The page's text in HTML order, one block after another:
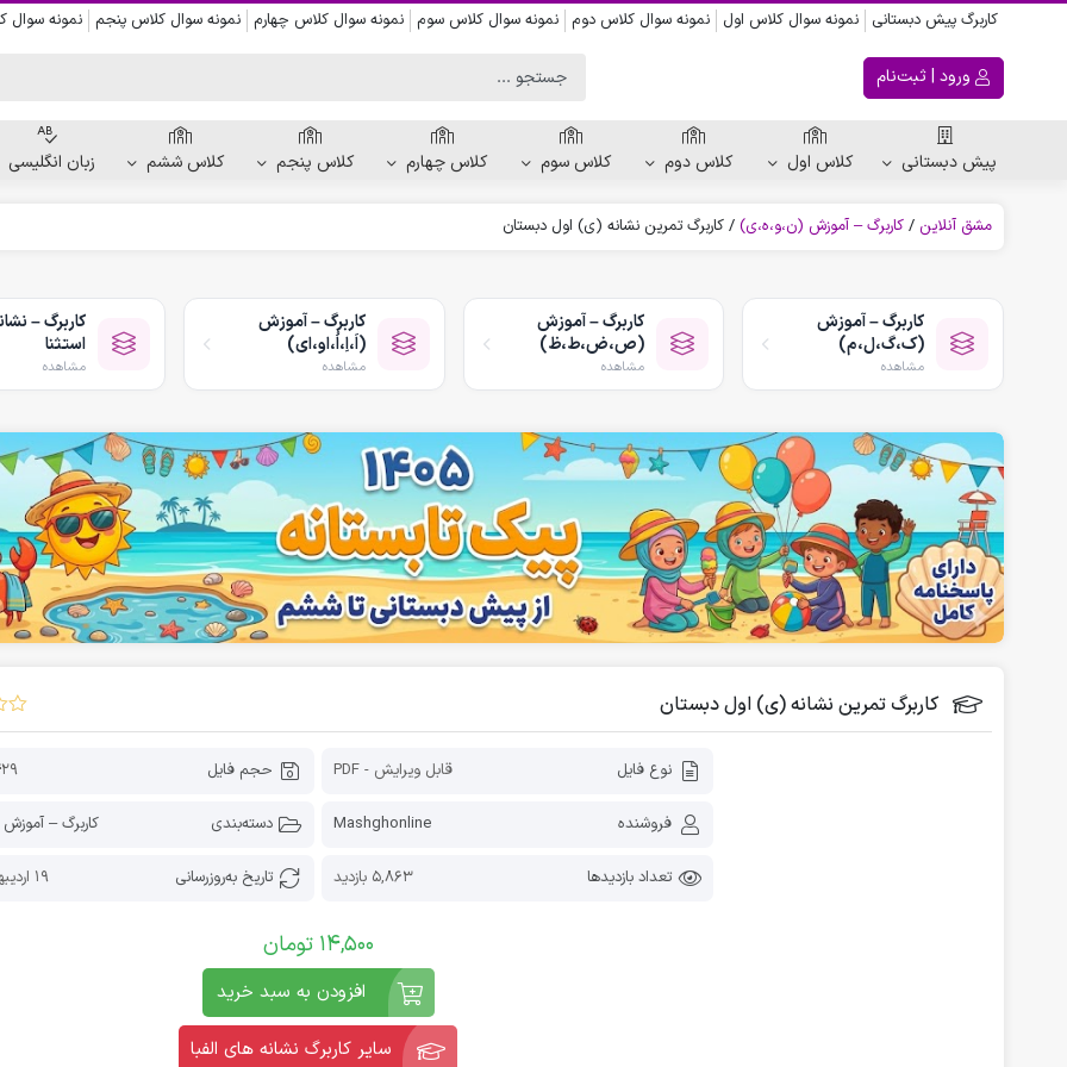
کاربرگ پیش دبستانی نمونه سوال کلاس اول نمونه سوال کلاس دوم نمونه سوال کلاس سوم نمونه سوال کلاس چهارم نمونه سوال کلاس پنجم نمونه
ورود | ثبت‌نام
پیش دبستانی
کاربرگ اعداد
کاربرگ تقارن ، قرینه
الگویابی پیش دبستانی
کاربرگ نقاشی و رنگ آمیزی
کاربرگ پیش از نوشتن
کاربرگ نقطه چین حروف الفبا
پکیج های پیش دبستانی
کتاب پیش دبستانی
فلش کارت آموزشی
دانلود رایگان کاربرگ پیش دبستانی
کاربرگ هفتگی پیش دبستانی
کلاس اول کلاس دوم کلاس سوم کلاس چهارم کلاس پنجم کلاس ششم زبان انگلیسی
مشق آنلاین /کاربرگ – آموزش (ن،و،ه،ی) /کاربرگ تمرین نشانه (ی) اول دبستان
کاربرگ – آموزش
(ک،گ،ل،م)
مشاهده
کاربرگ – آموزش
(ص،ض،ط،ظ)
مشاهده
کاربرگ – آموزش
(اَ،اِ،اُ،او،ای)
مشاهده
کاربرگ –
استثنا
مشاهده
کاربرگ تمرین نشانه (ی) اول دبستان
نوع فایل قابل ویرایش - PDF حجم فایل 429
فروشنده Mashghonline دسته‌بندی کاربرگ –
تعداد بازدیدها 5,863 بازدید تاریخ به‌روز‌رسانی 19 اردیبهشت 1405
14,500 تومان
افزودن به سبد خرید
سایر کاربرگ نشانه های الفبا